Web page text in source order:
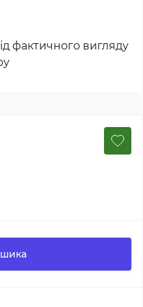
фактичного вигляду